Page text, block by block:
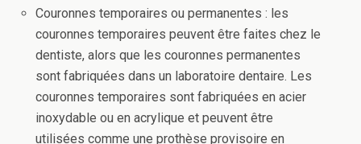
Couronnes temporaires ou permanentes : les
couronnes temporaires peuvent être faites chez le
dentiste, alors que les couronnes permanentes
sont fabriquées dans un laboratoire dentaire. Les
couronnes temporaires sont fabriquées en acier
inoxydable ou en acrylique et peuvent être
utilisées comme une prothèse provisoire en